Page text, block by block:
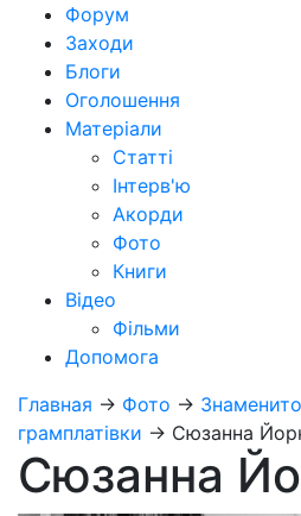
Форум
Заходи
Блоги
Оголошення
Матеріали
Статті
Інтерв'ю
Акорди
Фото
Книги
Відео
Фільми
Допомога
Главная → Фото →
грамплатівки → Сюзанна
Сюзанна